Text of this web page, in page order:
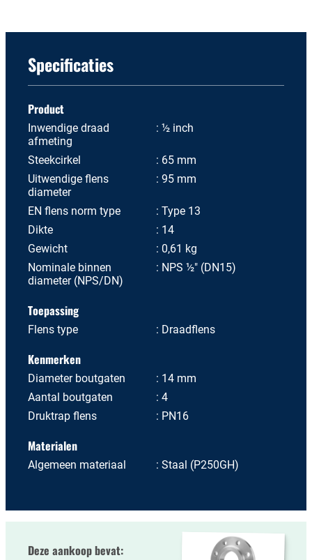
Specificaties
Product
Inwendige draad
afmeting
½ inch
Steekcirkel
65 mm
Uitwendige flens
diameter
95 mm
EN flens norm type
Type 13
Dikte
14
Gewicht
0,61 kg
Nominale binnen
diameter (NPS/DN)
NPS ½" (DN15)
Toepassing
Flens type Draadflens
Kenmerken
Diameter boutgaten
14 mm
Aantal boutgaten
4
Druktrap flens
PN16
Materialen
Algemeen materiaal Staal (P250GH)
Deze aankoop bevat: